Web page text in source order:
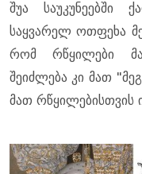
შუა საუკუნეებში
საყვარელ ოთფეხა
რომ რწყილები
შეიძლება კი მათ
მათ რწყილებისთვის